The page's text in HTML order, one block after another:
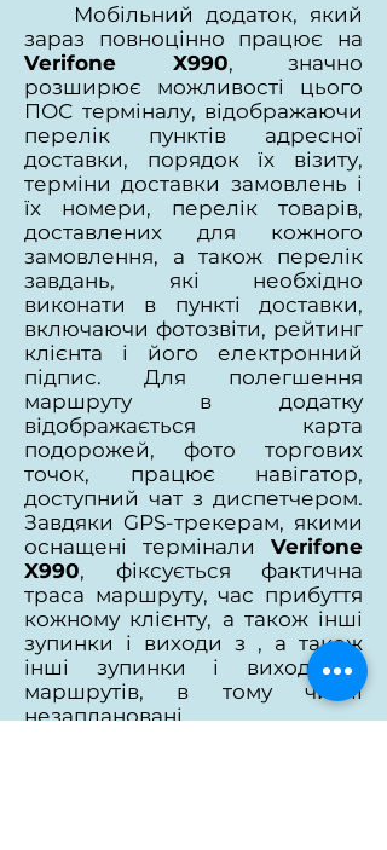
Мобільний додаток, який
зараз повноцінно працює на
Verifone X990, значно
розширює можливості цього
ПОС терміналу, відображаючи
перелік пунктів адресної
доставки, порядок їх візиту,
терміни доставки замовлень і
їх номери, перелік товарів,
доставлених для кожного
замовлення, а також перелік
завдань, які необхідно
виконати в пункті доставки,
включаючи фотозвіти, рейтинг
клієнта і його електронний
підпис. Для полегшення
маршруту в додатку
відображається карта
подорожей, фото торгових
точок, працює навігатор,
доступний чат з диспетчером.
Завдяки GPS-трекерам, якими
оснащені термінали Verifone
X990, фіксується фактична
траса маршруту, час прибуття
кожному клієнту, а також інші
зупинки і виходи з , а також
інші зупинки і виходи з
маршрутів, в тому числі
незаплановані.